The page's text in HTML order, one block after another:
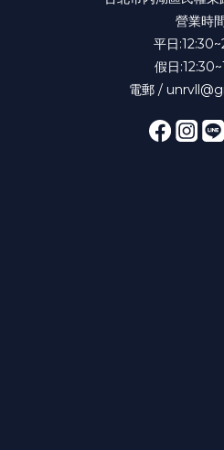
營業時
平日
假日
電郵 /